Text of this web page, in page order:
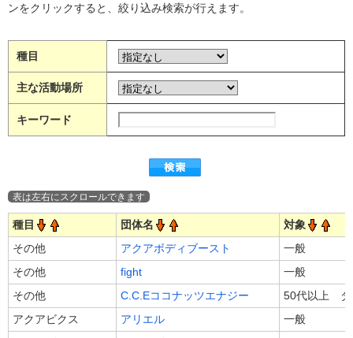
ンをクリックすると、絞り込み検索が行えます。
種目
主な活動場所
キーワード
種目 団体名
対象
その他
アクアボディブースト
一般
その他
fight
一般
その他
C.C.Eココナッツエナジー
50代以上 ダ
アクアビクス
アリエル
一般